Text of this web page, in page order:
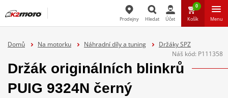
Hledat
Prodejny Hledat Účet
0
Košík Menu
Domů Na motorku Náhradní díly a tuning
Držáky SPZ
Náš kód: P111358
Držák originálních blinkrů
PUIG 9324N černý